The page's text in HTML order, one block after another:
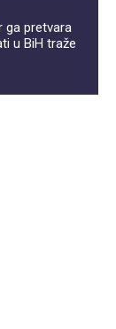
ga pretvara
u BiH traže